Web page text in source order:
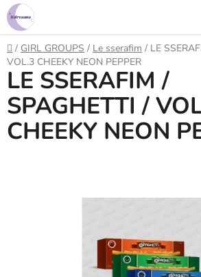
Prejsť
na
obsah
Domov
/ GIRL GROUPS / Le sserafim / LE
VOL.3 CHEEKY NEON PEPPER
LE SSERAFIM /
SPAGHETTI /
CHEEKY NEON